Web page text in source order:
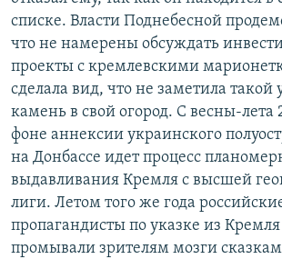
списке. Власти Поднебесной
что не намерены обсуждать
проекты с кремлевскими
сделала вид, что не заметила такой
камень в свой огород. С весны-лета
фоне аннексии украинского
на Донбассе идет процесс
выдавливания Кремля с высшей
лиги. Летом того же года
пропагандисты по указке из
промывали зрителям мозги